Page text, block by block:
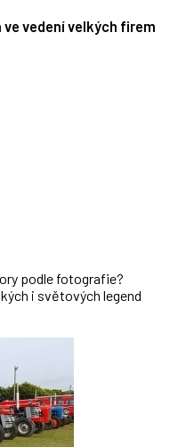
vedení velkých firem
podle fotografie?
i světových legend